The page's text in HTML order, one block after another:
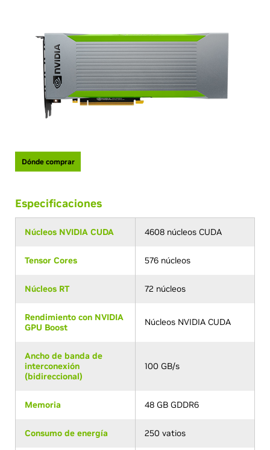
Dónde comprar
Especificaciones
Núcleos NVIDIA CUDA 4608 núcleos CUDA
Tensor Cores 576 núcleos
Núcleos RT 72 núcleos
Rendimiento con NVIDIA
GPU Boost
Núcleos NVIDIA CUDA
Ancho de banda de
interconexión
(bidireccional)
100 GB/s
Memoria 48 GB GDDR6
Consumo de energía 250 vatios